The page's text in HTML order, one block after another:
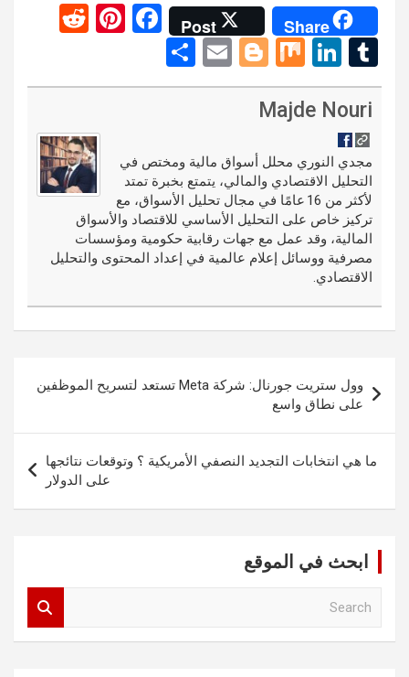
Share
Post
F
ce
o
k
Pi
er
t
d
t
T
u
m
bl
r
Li
n
ke
n
M
ix
Bl
o
er
E
m
h
Majde Nouri
مجدي النوري محلل أسواق مالية ومختص في
التحليل الاقتصادي والمالي، يتمتع بخبرة تمتد
لأكثر من 16 عامًا في مجال تحليل الأسواق، مع
تركيز خاص على التحليل الأساسي للاقتصاد والأسواق
المالية، وقد عمل مع جهات رقابية حكومية ومؤسسات
مصرفية ووسائل إعلام عالمية في إعداد المحتوى والتحليل
الاقتصادي.
المقالات
وول ستريت جورنال: شركة Meta تستعد لتسريح الموظفين
على نطاق واسع
ما هي انتخابات التجديد النصفي الأمريكية ؟ وتوقعات نتائجها
على الدولار
ابحث في الموقع